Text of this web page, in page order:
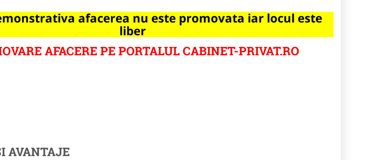
afacerea nu este promovata iar locul este
liber
AFACERE PE PORTALUL CABINET-PRIVAT.RO
AVANTAJE